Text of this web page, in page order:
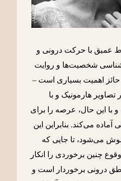
عمیق با حرکت درونی و
شخصیت‌ها و روایت
اهمیت بسیاری است –
هارمونیک و با
با این حال، عرصه را برای
می‌کند. بنابراین این
می‌شود، تا جایی که
چنین برخوردی را انکار
درونی برخوردار است و